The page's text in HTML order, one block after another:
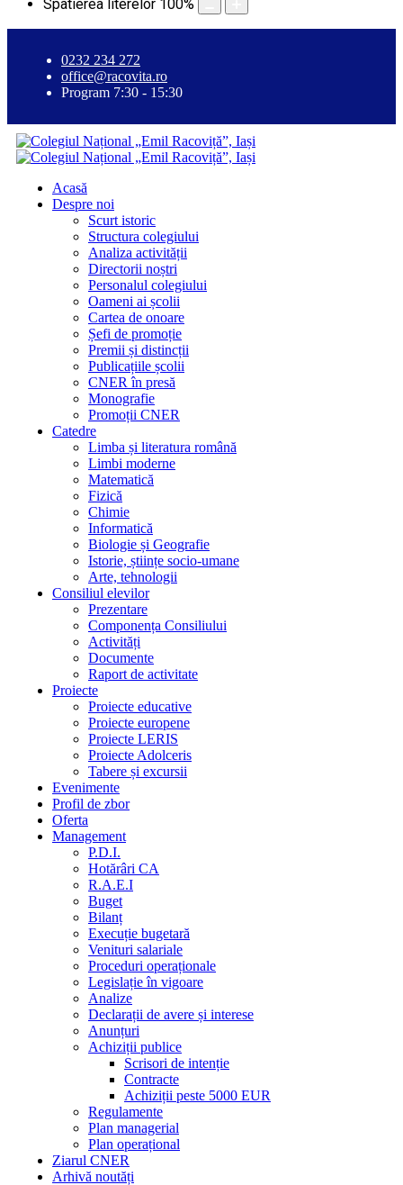
Spatierea literelor 100%
0232 234 272
office@racovita.ro
Program 7:30 - 15:30
Acasă
Despre noi
Scurt istoric
Structura colegiului
Analiza activității
Directorii noștri
Personalul colegiului
Oameni ai școlii
Cartea de onoare
Șefi de promoție
Premii și distincții
Publicațiile școlii
CNER în presă
Monografie
Promoții CNER
Catedre
Limba și literatura română
Limbi moderne
Matematică
Fizică
Chimie
Informatică
Biologie și Geografie
Istorie, științe socio-umane
Arte, tehnologii
Consiliul elevilor
Prezentare
Componența Consiliului
Activități
Documente
Raport de activitate
Proiecte
Proiecte educative
Proiecte europene
Proiecte LERIS
Proiecte Adolceris
Tabere și excursii
Evenimente
Profil de zbor
Oferta
Management
P.D.I.
Hotărâri CA
R.A.E.I
Buget
Bilanț
Execuție bugetară
Venituri salariale
Proceduri operaționale
Legislație în vigoare
Analize
Declarații de avere și interese
Anunțuri
Achiziții publice
Scrisori de intenție
Contracte
Achiziții peste 5000 EUR
Regulamente
Plan managerial
Plan operațional
Ziarul CNER
Arhivă noutăți